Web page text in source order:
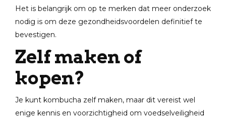
Het is belangrijk om op te merken dat meer onderzoek
nodig is om deze gezondheidsvoordelen definitief te
bevestigen.
Zelf maken of
kopen?
Je kunt kombucha zelf maken, maar dit vereist wel
enige kennis en voorzichtigheid om voedselveiligheid